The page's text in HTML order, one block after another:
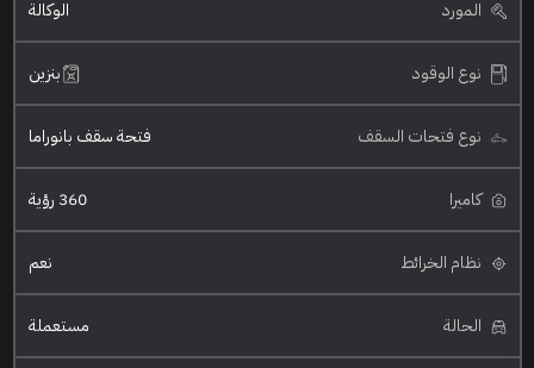
المورد الوكالة
نوع الوقود بنزين
نوع فتحات السقف فتحة سقف بانوراما
كاميرا 360 رؤية
نظام الخرائط نعم
الحالة مستعملة